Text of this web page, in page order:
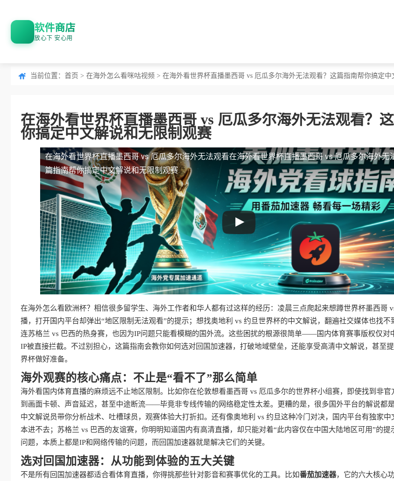
软件商店
放心下 安心用
当前位置： 首页 > 在海外怎么看咪咕视频 > 在海外看世界杯直播墨西哥 vs 厄瓜多尔海外无法观看？这篇指南帮你搞定
在海外看世界杯直播墨西哥 vs 厄瓜多尔海外无法观看？
你搞定中文解说和无限制观赛
在海外看世界杯直播墨西哥 vs 厄瓜多尔海外无法观看在海外看世界杯直播墨西哥 vs 厄瓜多尔海外无
篇指南帮你搞定中文解说和无限制观赛
在海外怎么看欧洲杯？相信很多留学生、海外工作者和华人都有过这样的经历：凌晨三点爬起来想蹲世界杯墨西哥
播，打开国内平台却弹出“地区限制无法观看”的提示；想找奥地利 vs 约旦世界杯的中文解说，翻遍社交媒体也找不
连苏格兰 vs 巴西的热身赛，也因为IP问题只能看模糊的国外流。这些困扰的根源很简单——国内体育赛事版权仅对
IP被直接拦截。不过别担心，这篇指南会教你如何选对回国加速器，打破地域壁垒，还能享受高清中文解说，甚至
界杯做好准备。
海外观赛的核心痛点：不止是“看不了”那么简单
海外看国内体育直播的麻烦远不止地区限制。比如你在伦敦想看墨西哥 vs 厄瓜多尔的世界杯小组赛，即使找到非官
到画面卡顿、声音延迟，甚至中途断流——毕竟非专线传输的网络稳定性太差。更糟的是，很多国外平台的解说都
中文解说员带你分析战术、吐槽球员，观赛体验大打折扣。还有像奥地利 vs 约旦这种冷门对决，国内平台有独家中
本进不去；苏格兰 vs 巴西的友谊赛，你明明知道国内有高清直播，却只能对着“此内容仅在中国大陆地区可用”的提
问题，本质上都是IP和网络传输的问题，而回国加速器就是解决它们的关键。
选对回国加速器：从功能到体验的五大关键
不是所有回国加速器都适合看体育直播，你得挑那些针对影音和赛事优化的工具。比如番茄加速器，它的六大核心